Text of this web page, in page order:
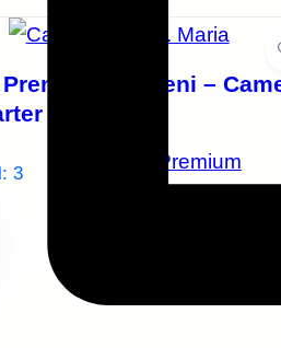
Otopeni –
cu 4 paturi
3
Corp A – Premium